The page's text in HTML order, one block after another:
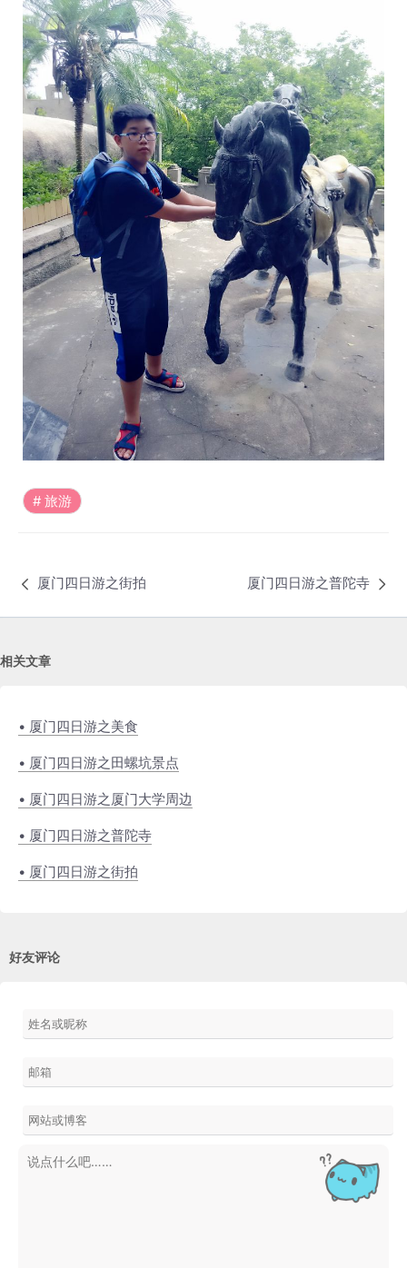
旅游
厦门四日游之街拍 厦门四日游之普陀寺
相关文章
• 厦门四日游之美食
• 厦门四日游之田螺坑景点
• 厦门四日游之厦门大学周边
• 厦门四日游之普陀寺
• 厦门四日游之街拍
好友评论